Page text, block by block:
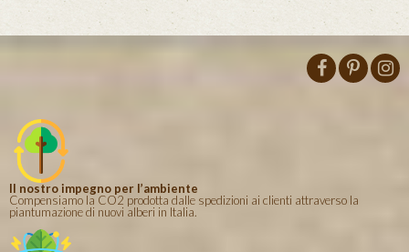
Il nostro impegno per l’ambiente
Compensiamo la CO2 prodotta dalle spedizioni ai clienti attraverso la
piantumazione di nuovi alberi in Italia.